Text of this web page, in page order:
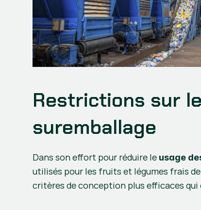
Restrictions sur
suremballage
Dans son effort pour réduire le usage
utilisés pour les fruits et légumes frais
critères de conception plus efficaces